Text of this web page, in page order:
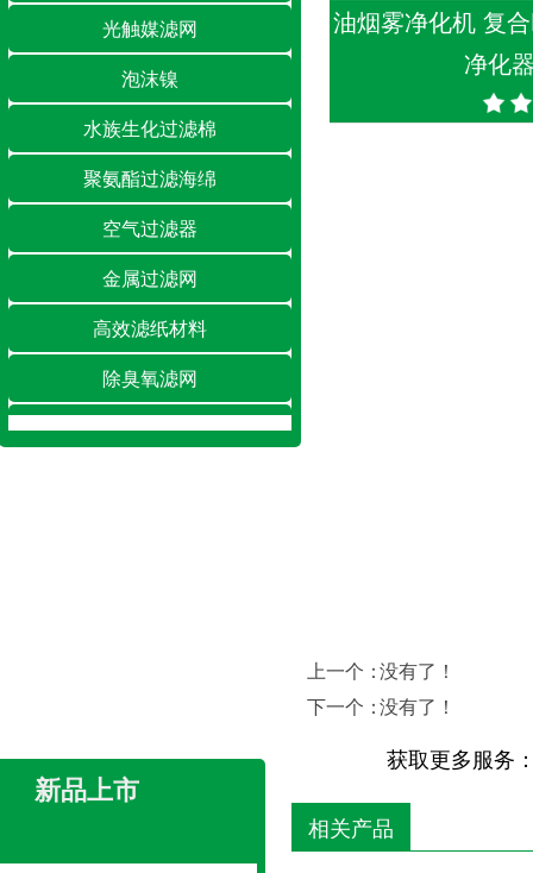
油烟雾净化机 复
净化
光触媒滤网
泡沫镍
水族生化过滤棉
聚氨酯过滤海绵
空气过滤器
金属过滤网
高效滤纸材料
除臭氧滤网
除湿/加湿滤网
相关产品
没有了！
上一个：
没有了！
下一个：
新品上市
获取更多服务
（High efficiency particulate Ai···
尘器滤网 锥形滤网 hepa滤芯加工 空气滤芯
（High efficiency particulate Ai···